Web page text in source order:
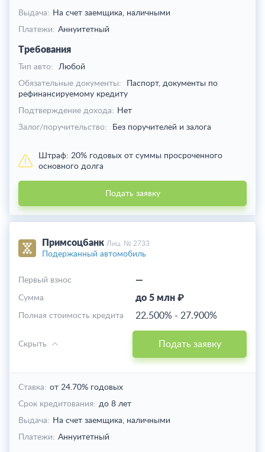
Выдача: На счет заемщика, наличными
Платежи: Аннуитетный
Требования
Тип авто:
Любой
Обязательные документы:
Паспорт, документы по
рефинансируемому кредиту
Подтверждение дохода: Нет
Залог/поручительство:
Без поручителей и залога
Штраф: 20% годовых от суммы просроченного
основного долга
Подать заявку
Примсоцбанк Лиц. № 2733
Подержанный автомобиль
—
Первый взнос
до 5 млн ₽
Cумма
22.500% - 27.900%
Полная стоимость кредита
Подать заявку
Скрыть
Ставка: от 24.70% годовых
Срок кредитования: до 8 лет
Выдача: На счет заемщика, наличными
Платежи: Аннуитетный